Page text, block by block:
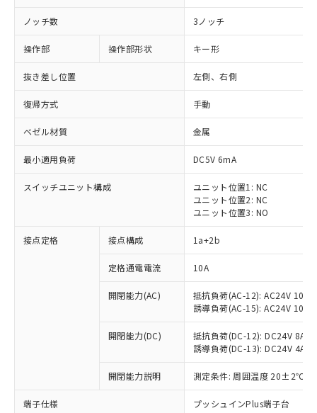
ノッチ数 3ノッチ
操作部 操作部形状 キー形
抜き差し位置 左側、右側
復帰方式 手動
ベゼル材質 金属
最小適用負荷 DC5V 6mA
スイッチユニット構成
ユニット位置1: NC
ユニット位置2: NC
ユニット位置3: NO
接点定格 接点構成 1a+2b
定格通電電流 10A
開閉能力(AC)
抵抗負荷(AC-12): AC24V 10A/
誘導負荷(AC-15): AC24V
開閉能力(DC)
抵抗負荷(DC-12): DC24V 8A/
誘導負荷(DC-13): DC24V 4A/
開閉能力説明 測定条件: 周囲温度 20±2℃、
端子仕様 プッシュインPlus端子台
ご利用条件
対応済み：EU RoHS指令（10物質）の
非含有に対応した製品が提供可能な商品で
対応予定：EU RoHS指令（10物質）の非含
有に対応した製品に切り替える予定のある
対応予定なし：EU RoHS指令（10物質）の